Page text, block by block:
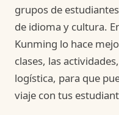
grupos de
de idioma y cultura.
Kunming lo hace
clases, las
logística, para que
viaje con tus